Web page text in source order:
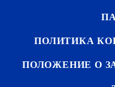
ПОЛИТИКА
ПОЛОЖЕНИЕ О